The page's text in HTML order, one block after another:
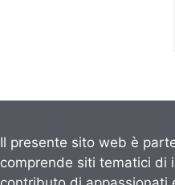
Il presente sito web è
comprende siti tematici di